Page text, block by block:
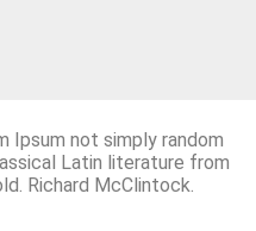
Ipsum not simply random
Latin literature from
Richard McClintock.